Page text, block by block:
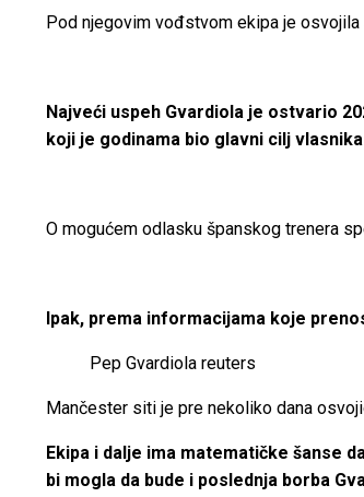
Pod njegovim vođstvom ekipa je
Najveći uspeh Gvardiola je ostvario
koji je godinama bio glavni cilj
O mogućem odlasku španskog trenera
Ipak, prema informacijama koje
Pep Gvardiola reuters
Mančester siti je pre nekoliko dana
Ekipa i dalje ima matematičke šanse
bi mogla da bude i poslednja borba